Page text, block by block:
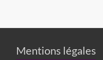
Mentions légales